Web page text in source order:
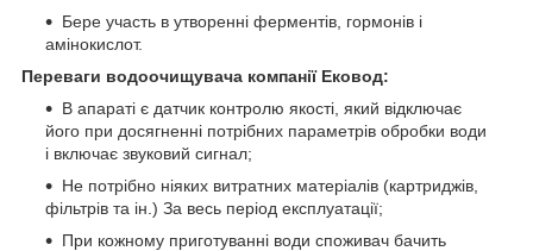
Бере участь в утворенні ферментів, гормонів і
амінокислот.
Переваги водоочищувача компанії Ековод:
В апараті є датчик контролю якості, який відключає
його при досягненні потрібних параметрів обробки води
і включає звуковий сигнал;
Не потрібно ніяких витратних матеріалів (картриджів,
фільтрів та ін.) За весь період експлуатації;
При кожному приготуванні води споживач бачить